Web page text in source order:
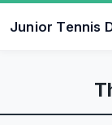
Junior Tennis